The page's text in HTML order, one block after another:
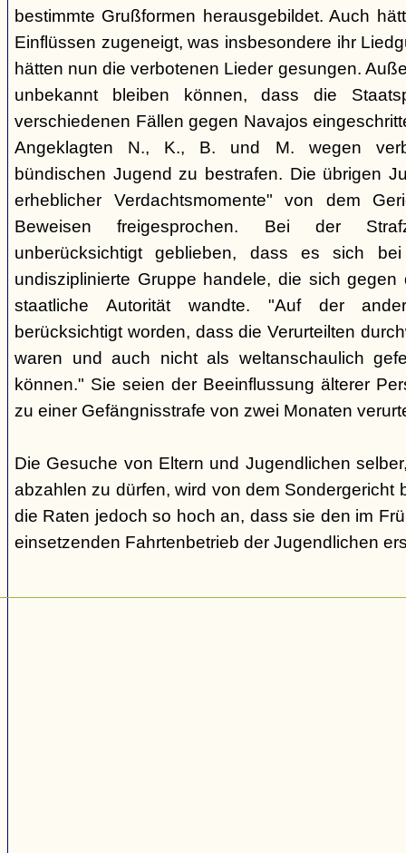
bestimmte Grußformen herausgebildet. Auch
Einflüssen zugeneigt, was insbesondere ihr
hätten nun die verbotenen Lieder gesungen.
unbekannt bleiben können, dass die
verschiedenen Fällen gegen Navajos
Angeklagten N., K., B. und M. wegen
bündischen Jugend zu bestrafen. Die übrigen
erheblicher Verdachtsmomente" von dem
Beweisen freigesprochen. Bei der
unberücksichtigt geblieben, dass es sich
undisziplinierte Gruppe handele, die sich
staatliche Autorität wandte. "Auf der
berücksichtigt worden, dass die Verurteilten
waren und auch nicht als weltanschaulich
können." Sie seien der Beeinflussung älterer
zu einer Gefängnisstrafe von zwei Monaten
Die Gesuche von Eltern und Jugendlichen
abzahlen zu dürfen, wird von dem Sondergericht
die Raten jedoch so hoch an, dass sie den im
einsetzenden Fahrtenbetrieb der Jugendlichen